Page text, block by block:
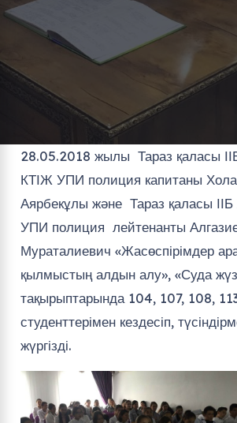
28.05.2018 жылы Тараз қаласы
КТІЖ УПИ полиция капитаны
Аярбекұлы және Тараз қаласы
УПИ полиция лейтенанты
Мураталиевич «Жасөспірімдер
қылмыстың алдын алу», «Суда жүзу
тақырыптарында 104, 107, 108,
студенттерімен кездесіп,
жүргізді.